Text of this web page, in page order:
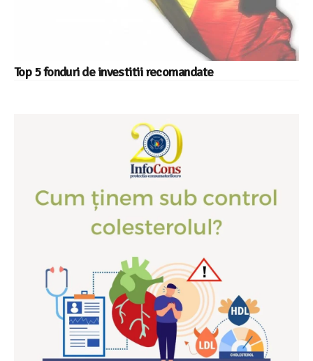
Top 5 fonduri de investitii recomandate